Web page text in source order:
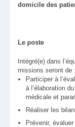
domicile des
Le poste
Intégré(e) dans
missions seront de :
Participer à
à l’élaboration
médicale et
Réaliser les
Prévenir,